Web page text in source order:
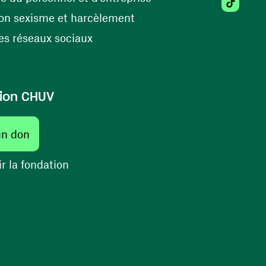
sexisme et harcèlement(ouvre une nouvelle
réseaux sociaux(ouvre une nouvelle fenêtre)
CHUV
don(ouvre une nouvelle fenêtre)
la fondation(ouvre une nouvelle fenêtre)